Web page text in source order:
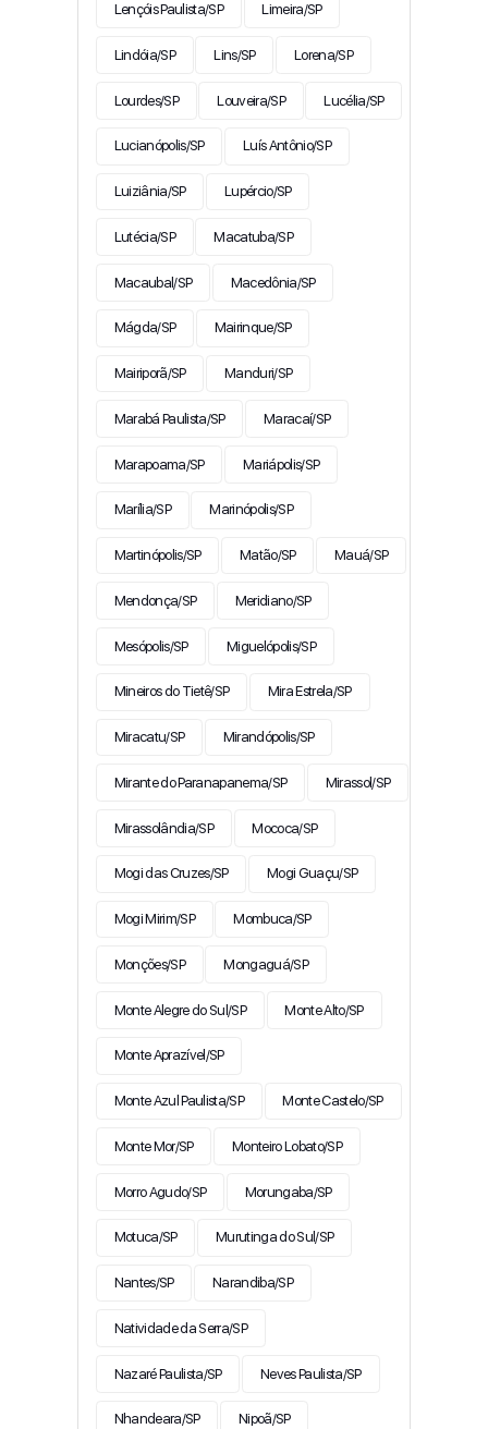
Lençóis Paulista/SP Limeira/SP
Lindóia/SP Lins/SP Lorena/SP
Lourdes/SP Louveira/SP Lucélia/SP
Lucianópolis/SP Luís Antônio/SP
Luiziânia/SP Lupércio/SP
Lutécia/SP Macatuba/SP
Macaubal/SP Macedônia/SP
Mágda/SP Mairinque/SP
Mairiporã/SP Manduri/SP
Marabá Paulista/SP Maracaí/SP
Marapoama/SP Mariápolis/SP
Marília/SP Marinópolis/SP
Martinópolis/SP Matão/SP Mauá/SP
Mendonça/SP Meridiano/SP
Mesópolis/SP Miguelópolis/SP
Mineiros do Tietê/SP Mira Estrela/SP
Miracatu/SP Mirandópolis/SP
Mirante do Paranapanema/SP Mirassol/SP
Mirassolândia/SP Mococa/SP
Mogi das Cruzes/SP Mogi Guaçu/SP
Mogi Mirim/SP Mombuca/SP
Monções/SP Mongaguá/SP
Monte Alegre do Sul/SP Monte Alto/SP
Monte Aprazível/SP
Monte Azul Paulista/SP Monte Castelo/SP
Monte Mor/SP Monteiro Lobato/SP
Morro Agudo/SP Morungaba/SP
Motuca/SP Murutinga do Sul/SP
Nantes/SP Narandiba/SP
Natividade da Serra/SP
Nazaré Paulista/SP Neves Paulista/SP
Nhandeara/SP Nipoã/SP